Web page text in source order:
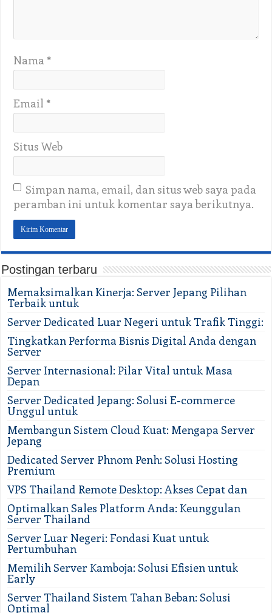
Nama *
Email *
Situs Web
Simpan nama, email, dan situs web saya pada
peramban ini untuk komentar saya berikutnya.
Postingan terbaru
Memaksimalkan Kinerja: Server Jepang Pilihan
Terbaik untuk
Server Dedicated Luar Negeri untuk Trafik Tinggi:
Tingkatkan Performa Bisnis Digital Anda dengan
Server
Server Internasional: Pilar Vital untuk Masa
Depan
Server Dedicated Jepang: Solusi E-commerce
Unggul untuk
Membangun Sistem Cloud Kuat: Mengapa Server
Jepang
Dedicated Server Phnom Penh: Solusi Hosting
Premium
VPS Thailand Remote Desktop: Akses Cepat dan
Optimalkan Sales Platform Anda: Keunggulan
Server Thailand
Server Luar Negeri: Fondasi Kuat untuk
Pertumbuhan
Memilih Server Kamboja: Solusi Efisien untuk
Early
Server Thailand Sistem Tahan Beban: Solusi
Optimal